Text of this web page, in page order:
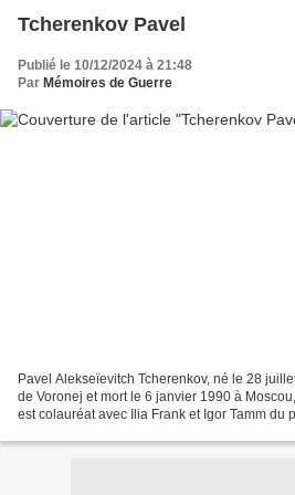
Tcherenkov Pavel
Publié le 10/12/2024 à 21:48
Par Mémoires de Guerre
Pavel Alekseïevitch Tcherenkov, né le 28
de Voronej et mort le 6 janvier 1990 à
est colauréat avec Ilia Frank et Igor Tamm du